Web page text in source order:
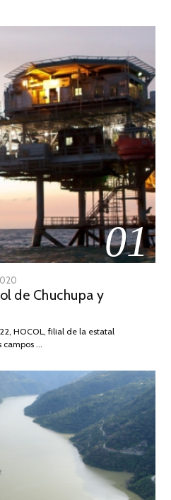
01
DE
2026
de Chuchupa y
HOCOL, filial de la estatal
campos …